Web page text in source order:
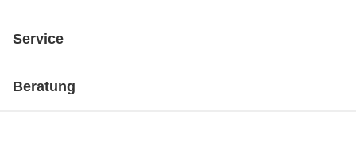
Service
Beratung